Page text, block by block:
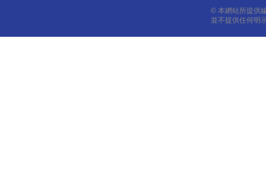
© 本網站所提供
並不提供任何明